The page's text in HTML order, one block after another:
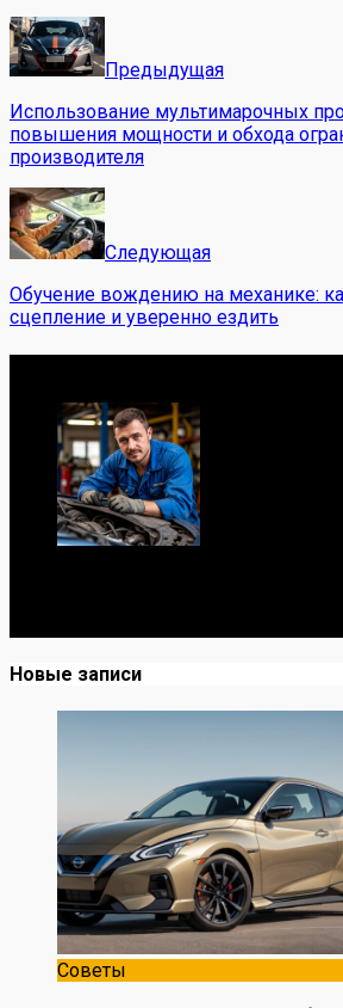
Предыдущая
Использование мультимарочных
повышения мощности и обхода
производителя
Следующая
Обучение вождению на механике:
сцепление и уверенно ездить
Новые записи
Советы